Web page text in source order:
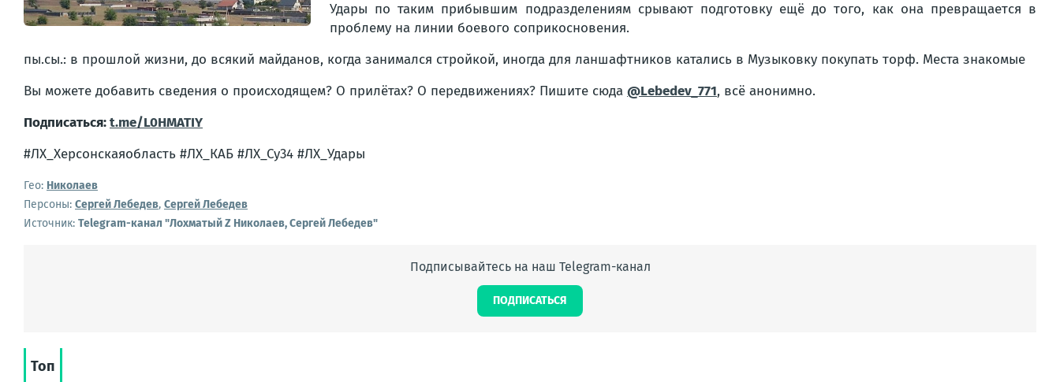
Удары по таким прибывшим подразделениям срывают подготовку ещё до того, как она превращается в
проблему на линии боевого соприкосновения.
пы.сы.: в прошлой жизни, до всякий майданов, когда занимался стройкой, иногда для ланшафтников катались в Музыковку покупать торф. Места знакомые
Вы можете добавить сведения о происходящем? О прилётах? О передвижениях? Пишите сюда @Lebedev_771, всё анонимно.
Подписаться:t.me/L0HMATIY
#ЛХ_Херсонскаяобласть #ЛХ_КАБ #ЛХ_Су34 #ЛХ_Удары
Гео: Николаев
Персоны: Сергей Лебедев, Сергей Лебедев
Источник: Telegram-канал "Лохматый Z Николаев, Сергей Лебедев"
Подписывайтесь на наш Telegram-канал
ПОДПИСАТЬСЯ
Топ